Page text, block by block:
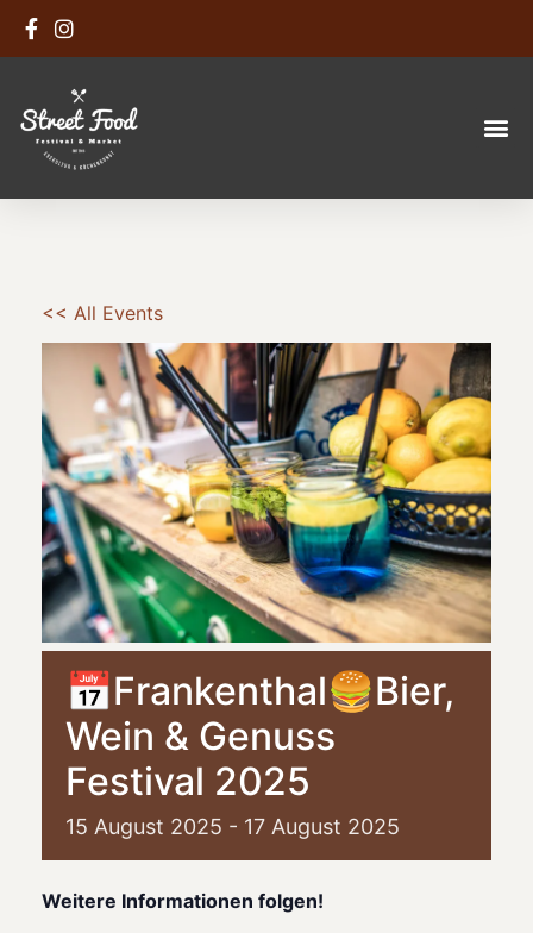
<< All Events
📅Frankenthal🍔Bier,
Wein & Genuss
Festival 2025
15 August 2025 - 17 August 2025
Weitere Informationen folgen!